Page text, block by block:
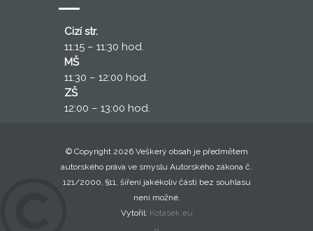
Cizí str.
11:15 – 11:30 hod.
MŠ
11:30 – 12:00 hod.
ZŠ
12:00 – 13:00 hod.
© Copyright 2026 Veškerý obsah je předmětem
autorského práva ve smyslu Autorského zákona č.
121/2000, §11, šíření jakékoliv části bez souhlasu
není možné.
Vytořil: Kotasek.eu
..